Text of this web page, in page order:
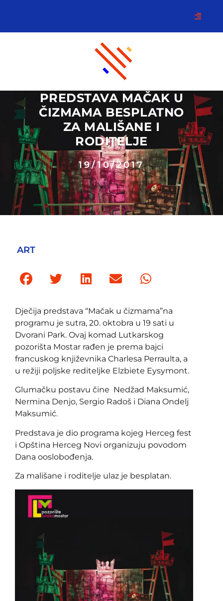
PREDSTAVA MAČAK U
ČIZMAMA BESPLATNO
ZA MALIŠANE I
RODITELJE
19/10/2017
ART
Dječija predstava “Mačak u čizmama”na
programu je sutra, 20. oktobra u 19 sati u
Dvorani Park. Ovaj komad Lutkarskog
pozorišta Mostar rađen je prema bajci
francuskog književnika Charlesa Perraulta, a
u režiji poljske rediteljke Elzbiete Eysymont.
Glumačku postavu čine Nedžad Maksumić,
Nermina Denjo, Sergio Radoš i Diana Ondelj
Maksumić.
Predstava je dio programa kojeg Herceg fest
i Opština Herceg Novi organizuju povodom
Dana ooslobođenja.
Za mališane i roditelje ulaz je besplatan.